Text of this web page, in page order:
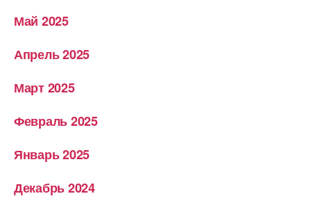
Май 2025
Апрель 2025
Март 2025
Февраль 2025
Январь 2025
Декабрь 2024